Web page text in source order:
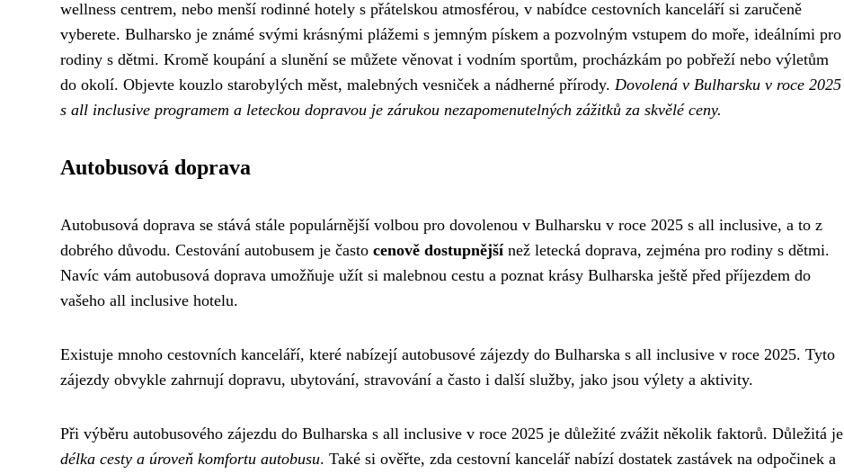
wellness centrem, nebo menší rodinné hotely s přátelskou atmosférou, v nabídce cestovních kanceláří si zaručeně
vyberete. Bulharsko je známé svými krásnými plážemi s jemným pískem a pozvolným vstupem do moře, ideálními pro
rodiny s dětmi. Kromě koupání a slunění se můžete věnovat i vodním sportům, procházkám po pobřeží nebo výletům
do okolí. Objevte kouzlo starobylých měst, malebných vesniček a nádherné přírody. Dovolená v Bulharsku v roce 2025
s all inclusive programem a leteckou dopravou je zárukou nezapomenutelných zážitků za skvělé ceny.
Autobusová doprava
Autobusová doprava se stává stále populárnější volbou pro dovolenou v Bulharsku v roce 2025 s all inclusive, a to z
dobrého důvodu. Cestování autobusem je často cenově dostupnějšínež letecká doprava, zejména pro rodiny s dětmi.
Navíc vám autobusová doprava umožňuje užít si malebnou cestu a poznat krásy Bulharska ještě před příjezdem do
vašeho all inclusive hotelu.
Existuje mnoho cestovních kanceláří, které nabízejí autobusové zájezdy do Bulharska s all inclusive v roce 2025. Tyto
zájezdy obvykle zahrnují dopravu, ubytování, stravování a často i další služby, jako jsou výlety a aktivity.
Při výběru autobusového zájezdu do Bulharska s all inclusive v roce 2025 je důležité zvážit několik faktorů. Důležitá je
délka cesty a úroveň komfortu autobusu. Také si ověřte, zda cestovní kancelář nabízí dostatek zastávek na odpočinek a